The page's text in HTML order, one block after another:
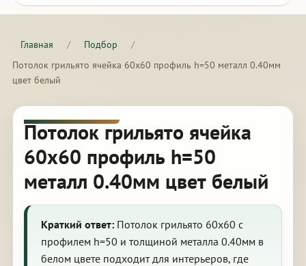
Главная / Подбор
/
Потолок грильято ячейка 60х60 профиль h=50 металл 0.40мм
цвет белый
Потолок грильято ячейка
60х60 профиль h=50
металл 0.40мм цвет белый
Краткий ответ:Потолок грильято 60х60 с
профилем h=50 и толщиной металла 0.40мм в
белом цвете подходит для интерьеров, где